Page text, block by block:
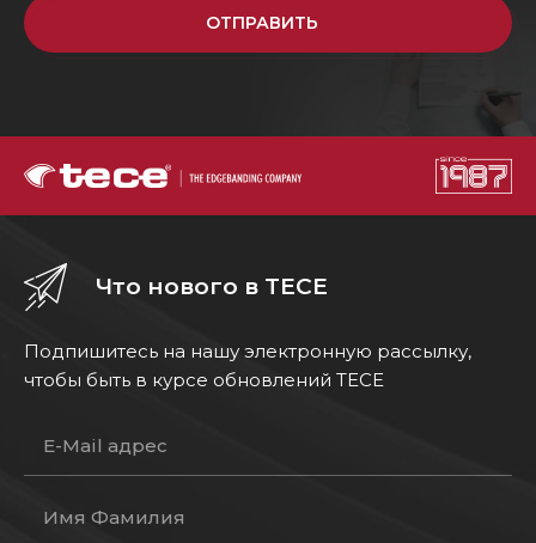
ОТПРАВИТЬ
Что нового в TECE
Подпишитесь на нашу электронную рассылку,
чтобы быть в курсе обновлений TECE